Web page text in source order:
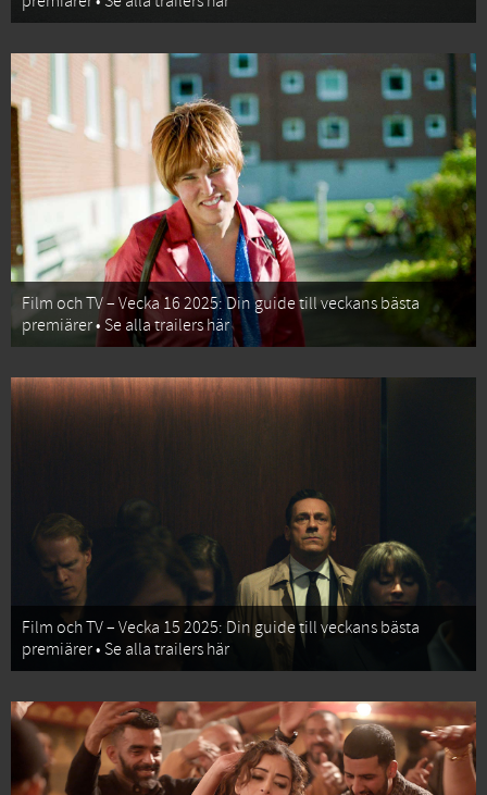
Film och TV – Vecka 16 2025: Din guide till veckans bästa
premiärer • Se alla trailers här
Film och TV – Vecka 15 2025: Din guide till veckans bästa
premiärer • Se alla trailers här